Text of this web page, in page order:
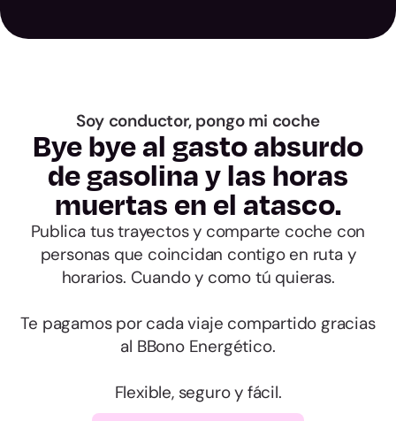
Palencia
Salamanca
Segovia
Soria
Valladolid
Zamora
Soy conductor, pongo mi coche
Bye bye al gasto absurdo
de gasolina y las horas
muertas en el atasco.
Publica tus trayectos y comparte coche con
personas que coincidan contigo en ruta y
horarios. Cuando y como tú quieras.
Te pagamos por cada viaje compartido gracias
al BBono Energético.
Flexible, seguro y fácil.